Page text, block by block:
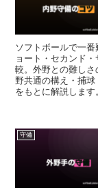
ソフトボールで一
ョート・セカンド
較。外野との難し
野共通の構え・捕
をもとに解説します
守備